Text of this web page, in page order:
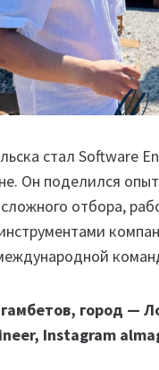
стал Software
Он поделился
отбора,
город —
Instagram